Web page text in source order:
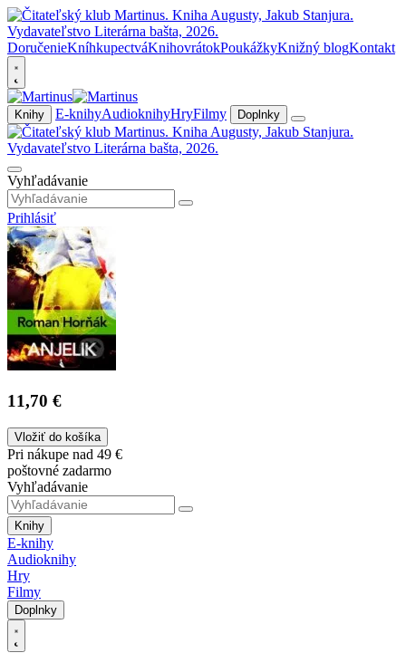
DoručenieKníhkupectváKnihovrátokPoukážkyKnižný blogKontakt
Knihy E-knihyAudioknihyHryFilmy Doplnky
Vyhľadávanie
Prihlásiť
11,70 €
Vložiť do košíka
Pri nákupe nad 49 €
poštovné zadarmo
Vyhľadávanie
Knihy
E-knihy
Audioknihy
Hry
Filmy
Doplnky